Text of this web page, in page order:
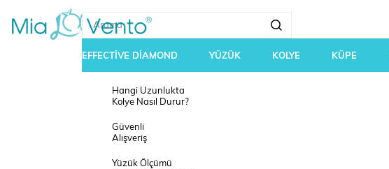
EFFECTİVE DİAMOND YÜZÜK KOLYE KÜPE
Hangi Uzunlukta
Kolye Nasıl Durur?
Güvenli
Alışveriş
Yüzük Ölçümü